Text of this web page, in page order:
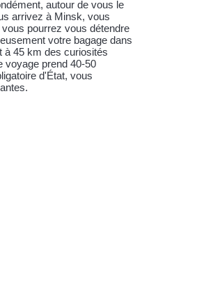
autour de vous le
arrivez à Minsk, vous
pourrez vous détendre
votre bagage dans
à 45 km des curiosités
voyage prend 40-50
d'État, vous